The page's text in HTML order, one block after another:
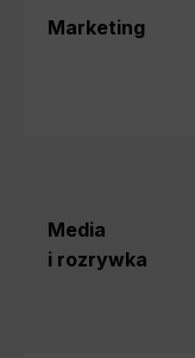
Marketing
Media
i rozrywka